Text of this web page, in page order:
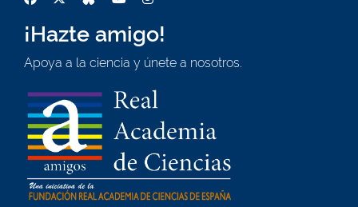
¡Hazte amigo!
Apoya a la ciencia y únete a nosotros.